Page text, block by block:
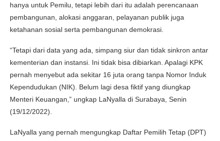
hanya untuk Pemilu, tetapi lebih dari itu adalah perencanaan
pembangunan, alokasi anggaran, pelayanan publik juga
ketahanan sosial serta pembangunan demokrasi.
“Tetapi dari data yang ada, simpang siur dan tidak sinkron antar
kementerian dan instansi. Ini tidak bisa dibiarkan. Apalagi KPK
pernah menyebut ada sekitar 16 juta orang tanpa Nomor Induk
Kependudukan (NIK). Belum lagi desa fiktif yang diungkap
Menteri Keuangan,” ungkap LaNyalla di Surabaya, Senin
(19/12/2022).
LaNyalla yang pernah mengungkap Daftar Pemilih Tetap (DPT)